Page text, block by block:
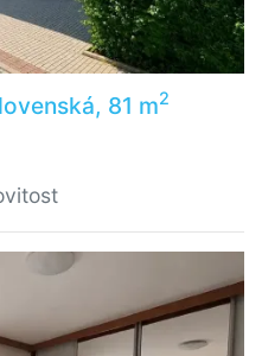
81 m2